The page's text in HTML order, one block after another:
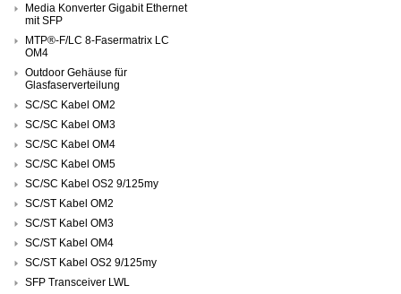
Media Konverter Gigabit Ethernet
mit SFP
MTP®-F/LC 8-Fasermatrix LC
OM4
Outdoor Gehäuse für
Glasfaserverteilung
SC/SC Kabel OM2
SC/SC Kabel OM3
SC/SC Kabel OM4
SC/SC Kabel OM5
SC/SC Kabel OS2 9/125my
SC/ST Kabel OM2
SC/ST Kabel OM3
SC/ST Kabel OM4
SC/ST Kabel OS2 9/125my
SFP Transceiver LWL